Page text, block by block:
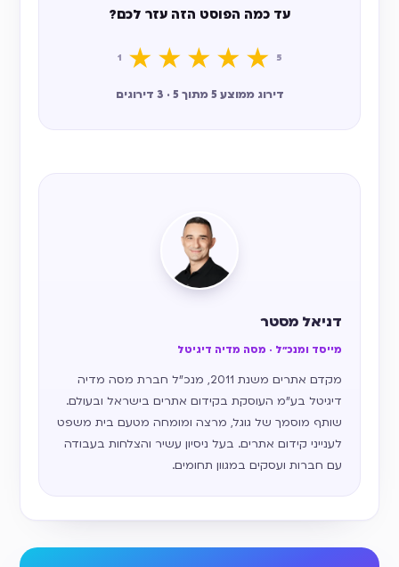
עד כמה הפוסט הזה עזר לכם?
1 ★ ★ ★ ★ ★ 5
דירוג ממוצע 5 מתוך 5 · 3 דירוגים
דניאל מסטר
מייסד ומנכ״ל · מסה מדיה דיגיטל
מקדם אתרים משנת 2011, מנכ״ל חברת מסה מדיה
דיגיטל בע״מ העוסקת בקידום אתרים בישראל ובעולם.
שותף מוסמך של גוגל, מרצה ומומחה מטעם בית משפט
לענייני קידום אתרים. בעל ניסיון עשיר והצלחות בעבודה
עם חברות ועסקים במגוון תחומים.